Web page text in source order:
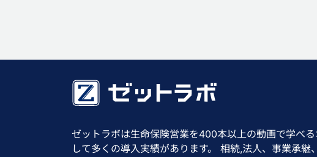
ゼットラボは生命保険営業を400本以上の動画で学べ
して多くの導入実績があります。 相続,法人、事業承継